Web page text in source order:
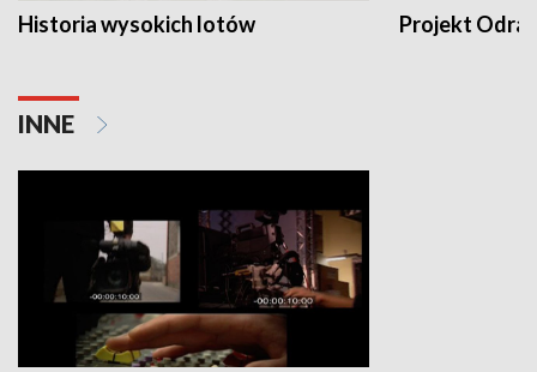
Historia wysokich lotów Projekt Odra
INNE